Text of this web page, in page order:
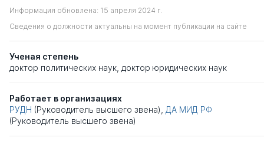
Информация обновлена: 15 апреля 2024 г.
Сведения о должности актуальны на момент публикации на сайте
Ученая степень
доктор политических наук доктор юридических наук
Работает в организациях
РУДН (Руководитель высшего звена), ДА МИД РФ
(Руководитель высшего звена)